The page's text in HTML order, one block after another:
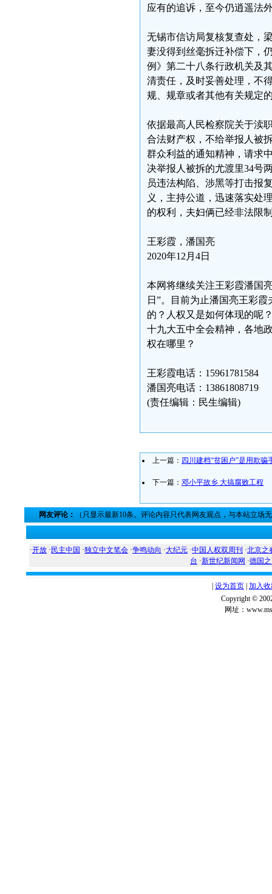
应有的追诉，至今仍逍遥法
无锡市信访局复核复查处，
妻没得到丝毫拆迁补偿下，
例》第二十八条行政机关及
清责任，及时妥善处理，不
规、规章或者其他有关规定
依据最高人民检察院关于渎
合法财产权，不给举报人被
群众利益的通知精神，请求
决举报人被拆的尤渡里34号
员违法构陷、涉黑等打击报
义，主持公道，迅速落实处
的权利，夫妇俩已经非法限
王彩霞，潘国亮
2020年12月4日
本网将继续关注王彩霞潘国
日”。目前为止潘国亮王彩
的？人权又是如何体现的呢
十九大五中全会精神，各地
权在哪里？
王彩霞电话：15961781584
潘国亮电话：13861808719
(责任编辑：民生编辑)
上一篇： 四川建档“贫困户”是用欺骗
下一篇： 邓小平故乡 大搞腐败工程
网友评论： （只显示最新10条。评论内容只代表网友观点，与本站立场
·开放 · 民主中国 ·独立中文笔会 ·争鸣动向 ·大纪元 ·中国人权双周刊 ·北京之
台 ·新世纪新闻网 ·德国
设为首页 加入
Copyright ©
网址：